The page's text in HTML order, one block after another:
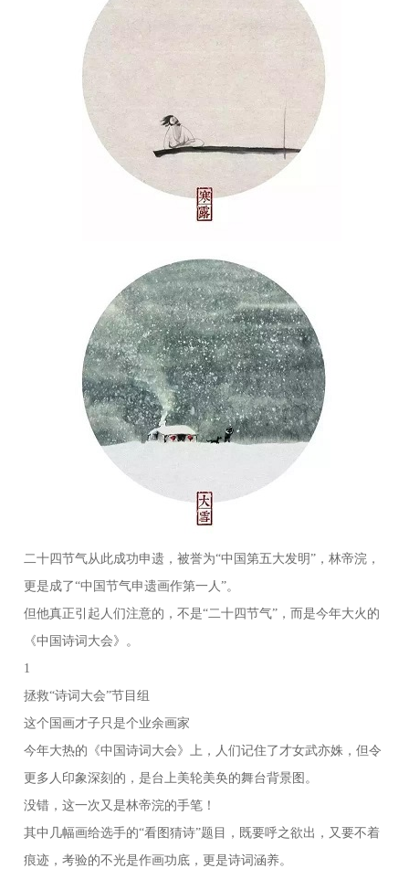
二十四节气从此成功申遗，被誉为“中国第五大发明”，林帝浣，
更是成了“中国节气申遗画作第一人”。
但他真正引起人们注意的，不是“二十四节气”，而是今年大火的
《中国诗词大会》。
1
拯救“诗词大会”节目组
这个国画才子只是个业余画家
今年大热的《中国诗词大会》上，人们记住了才女武亦姝，但令
更多人印象深刻的，是台上美轮美奂的舞台背景图。
没错，这一次又是林帝浣的手笔！
其中几幅画给选手的“看图猜诗”题目，既要呼之欲出，又要不着
痕迹，考验的不光是作画功底，更是诗词涵养。